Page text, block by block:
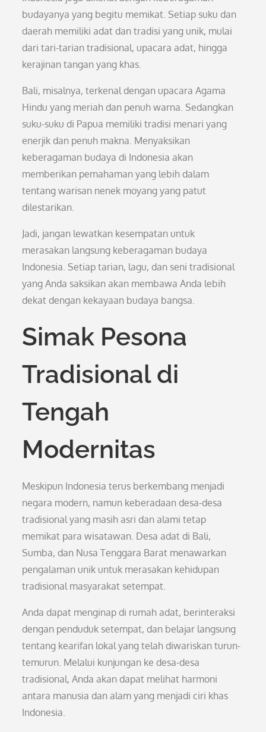
budayanya yang begitu memikat. Setiap suku dan
daerah memiliki adat dan tradisi yang unik, mulai
dari tari-tarian tradisional, upacara adat, hingga
kerajinan tangan yang khas.
Bali, misalnya, terkenal dengan upacara Agama
Hindu yang meriah dan penuh warna. Sedangkan
suku-suku di Papua memiliki tradisi menari yang
enerjik dan penuh makna. Menyaksikan
keberagaman budaya di Indonesia akan
memberikan pemahaman yang lebih dalam
tentang warisan nenek moyang yang patut
dilestarikan.
Jadi, jangan lewatkan kesempatan untuk
merasakan langsung keberagaman budaya
Indonesia. Setiap tarian, lagu, dan seni tradisional
yang Anda saksikan akan membawa Anda lebih
dekat dengan kekayaan budaya bangsa.
Simak Pesona
Tradisional di
Tengah
Modernitas
Meskipun Indonesia terus berkembang menjadi
negara modern, namun keberadaan desa-desa
tradisional yang masih asri dan alami tetap
memikat para wisatawan. Desa adat di Bali,
Sumba, dan Nusa Tenggara Barat menawarkan
pengalaman unik untuk merasakan kehidupan
tradisional masyarakat setempat.
Anda dapat menginap di rumah adat, berinteraksi
dengan penduduk setempat, dan belajar langsung
tentang kearifan lokal yang telah diwariskan turun-
temurun. Melalui kunjungan ke desa-desa
tradisional, Anda akan dapat melihat harmoni
antara manusia dan alam yang menjadi ciri khas
Indonesia.